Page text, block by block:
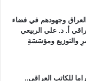
وجهودهم في فضاء
أ. د. علي الربيعي
والتوزيع ومؤسَسَةِ
للكاتب العراقي..